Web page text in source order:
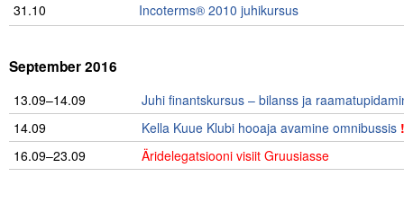
31.10
Incoterms® 2010 juhikursus
September 2016
13.09–14.09
Juhi finantskursus – bilanss ja
14.09
Kella Kuue Klubi hooaja avamine omnibussis !
16.09–23.09
Äridelegatsiooni visiit Gruusiasse